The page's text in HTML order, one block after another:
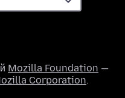
Mozilla Foundation —
Corporation.